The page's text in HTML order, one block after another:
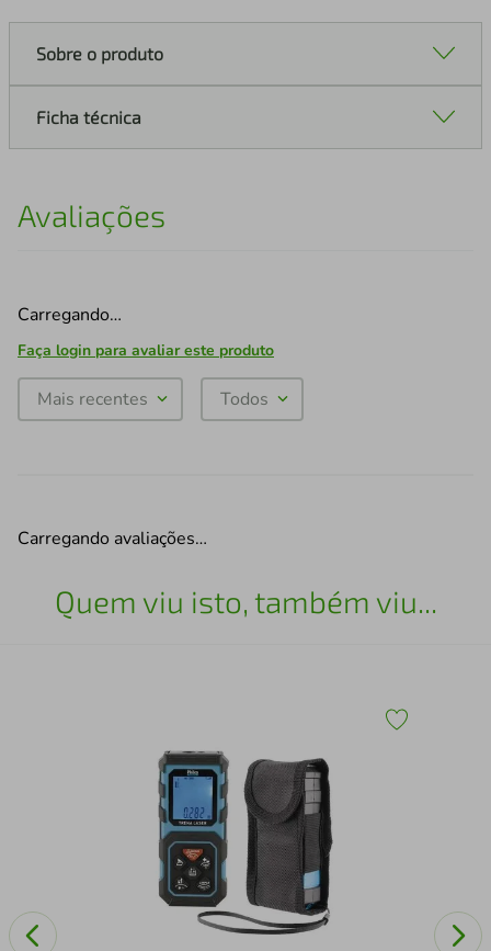
Sobre o produto
Ficha técnica
Avaliações
Carregando…
Faça login para avaliar este produto
Mais recentes Todos
Carregando avaliações…
Quem viu isto, também viu...